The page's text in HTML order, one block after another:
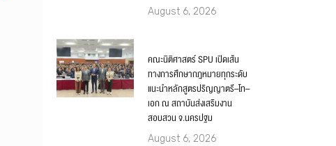
August 6, 2026
คณะนิติศาสตร์ SPU เปิดเส้น
ทางการศึกษากฎหมายทุกระดับ
แนะนำหลักสูตรปริญญาตรี–โท–
เอก ณ สถาบันส่งเสริมงาน
สอบสวน จ.นครปฐม
August 6, 2026